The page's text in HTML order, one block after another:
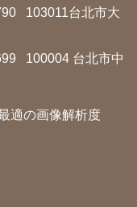
103011台北市大
100004 台北市中
適の画像解析度